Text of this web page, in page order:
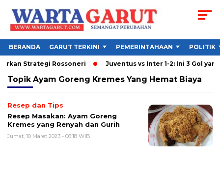
BERANDA GARUT TERKINI PEMERINTAHAAN POLITIK
Strategi Rossoneri Juventus vs Inter 1-2: Ini 3 Gol yang
Topik Ayam Goreng Kremes Yang Hemat Biaya
Resep dan Tips
Resep Masakan: Ayam Goreng
Kremes yang Renyah dan Gurih
Jumat, 10 Maret 2023 - 06:18 WIB